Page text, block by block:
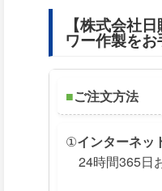
【株式会社
ワー作製をお
■ご注文方法
①インターネッ
24時間365日